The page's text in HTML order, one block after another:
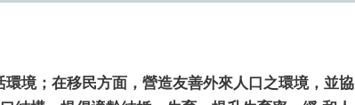
境；在移民方面，營造友善外來人口之環境，並協